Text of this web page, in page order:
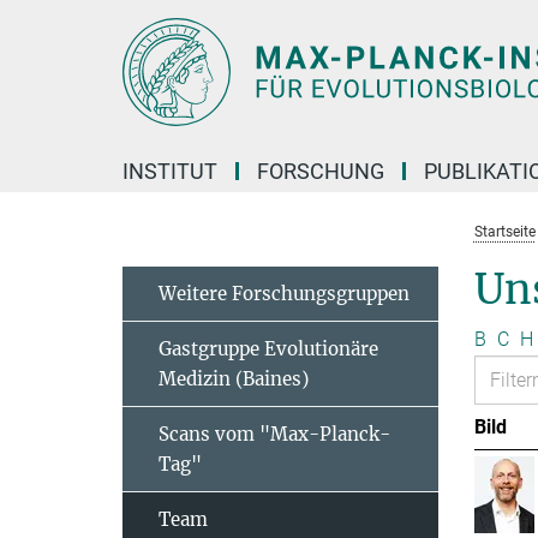
INSTITUT FORSCHUNG
Startseite
B C H
Bild
Weitere Forschungsgruppen
Gastgruppe Evolutionäre
Medizin (Baines)
Scans vom "Max-Planck-
Tag"
Team